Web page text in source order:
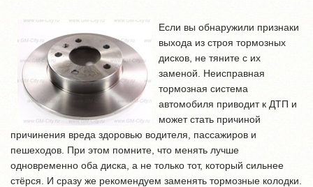
Если вы обнаружили признаки
выхода из строя тормозных
дисков, не тяните с их
заменой. Неисправная
тормозная система
автомобиля приводит к ДТП и
может стать причиной
причинения вреда здоровью водителя, пассажиров и
пешеходов. При этом помните, что менять лучше
одновременно оба диска, а не только тот, который сильнее
стёрся. И сразу же рекомендуем заменять тормозные колодки.